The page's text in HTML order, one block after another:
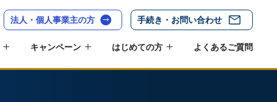
法人・個人事業主の方 手続き・お問い合わせ
キャンペーン はじめての方 よくあるご質問